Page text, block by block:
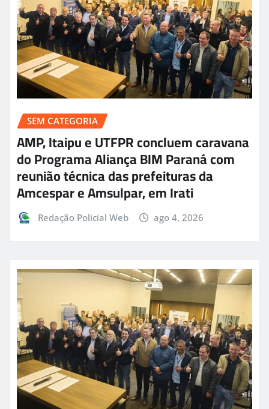
SEM CATEGORIA
AMP, Itaipu e UTFPR concluem caravana
do Programa Aliança BIM Paraná com
reunião técnica das prefeituras da
Amcespar e Amsulpar, em Irati
Redação Policial Web ago 4, 2026